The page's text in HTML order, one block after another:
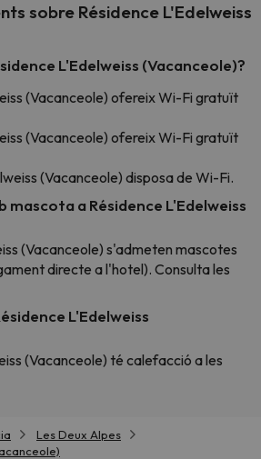
sobre Résidence L'Edelweiss
L'Edelweiss (Vacanceole)?
(Vacanceole) ofereix Wi-Fi gratuït
(Vacanceole) ofereix Wi-Fi gratuït
(Vacanceole) disposa de Wi-Fi.
mascota a Résidence L'Edelweiss
(Vacanceole) s'admeten mascotes
directe a l'hotel). Consulta les
L'Edelweiss
(Vacanceole) té calefacció a les
Les Deux Alpes